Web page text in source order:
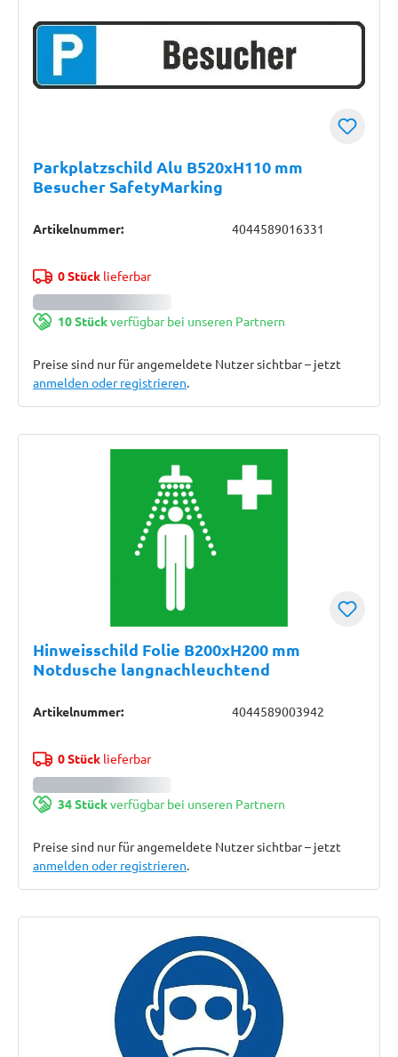
Parkplatzschild Alu B520xH110 mm
Besucher SafetyMarking
Artikelnummer: 4044589016331
0 Stücklieferbar
10 Stückverfügbar bei unseren Partnern
Preise sind nur für angemeldete Nutzer sichtbar – jetzt
anmelden oder registrieren.
Hinweisschild Folie B200xH200 mm
Notdusche langnachleuchtend
Artikelnummer: 4044589003942
0 Stücklieferbar
34 Stückverfügbar bei unseren Partnern
Preise sind nur für angemeldete Nutzer sichtbar – jetzt
anmelden oder registrieren.